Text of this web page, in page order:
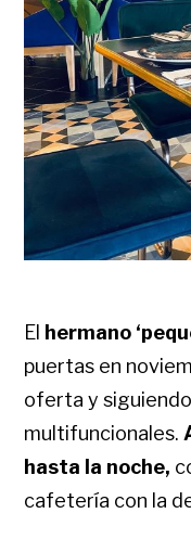
El hermano
puertas en
oferta y
multifuncionales.
hasta la noche,
cafetería con la